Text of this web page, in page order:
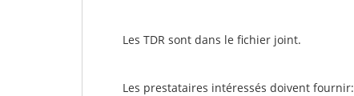
Les TDR sont dans le fichier joint.
Les prestataires intéressés doivent fournir: